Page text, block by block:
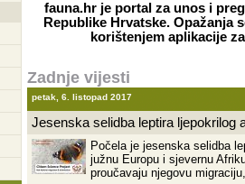
fauna.hr je portal za unos i
Republike Hrvatske.
korištenjem aplikacije
Zadnje vijesti
petak, 6. listopad 2017
Jesenska selidba leptira ljepokrilog
Počela je jesenska selidba
južnu Europu i sjevernu
proučavaju njegovu